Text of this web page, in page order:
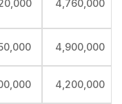
4,760,000
4,900,000
4,200,000